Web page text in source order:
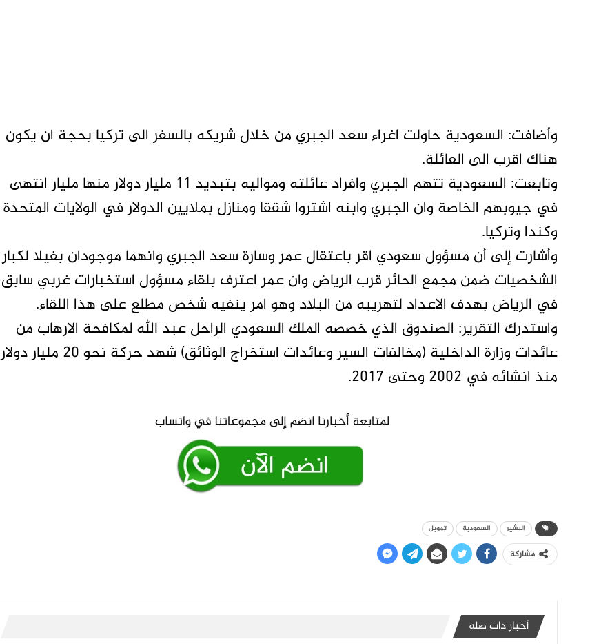
وأضافت: السعودية حاولت اغراء سعد الجبري من خلال شريكه بالسفر الى تركيا بحجة ان يكون
هناك اقرب الى العائلة.
وتابعت: السعودية تتهم الجبري وافراد عائلته ومواليه بتبديد ١١ مليار دولار منها مليار انتهى
في جيوبهم الخاصة وان الجبري وابنه اشتروا شققا ومنازل بملايين الدولار في الولايات المتحدة
وكندا وتركيا.
وأشارت إلى أن مسؤول سعودي اقر باعتقال عمر وسارة سعد الجبري وانهما موجودان بفيلا لكبار
الشخصيات ضمن مجمع الحائر قرب الرياض وان عمر اعترف بلقاء مسؤول استخبارات غربي سابق
في الرياض بهدف الاعداد لتهريبه من البلاد وهو امر ينفيه شخص مطلع على هذا اللقاء.
واستدرك التقرير: الصندوق الذي خصصه الملك السعودي الراحل عبد الله لمكافحة الارهاب من
عائدات وزارة الداخلية (مخالفات السير وعائدات استخراج الوثائق) شهد حركة نحو ٢٠ مليار دولار
منذ انشائه في ٢٠٠٢ وحتى ٢٠١٧.
البشير السعودية تمويل
مشاركة
أخبار ذات صلة